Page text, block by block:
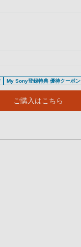
My Sony登録特典 優待クーポン
ご購入はこちら